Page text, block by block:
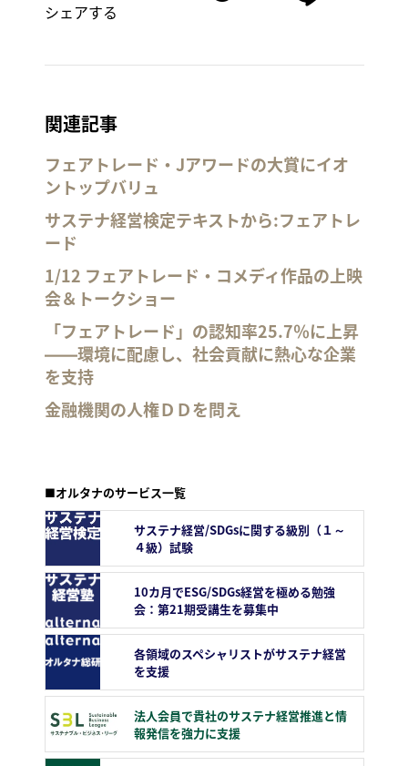
シェアする
関連記事
フェアトレード・Jアワードの大賞にイオ
ントップバリュ
サステナ経営検定テキストから:フェアトレ
ード
1/12 フェアトレード・コメディ作品の上映
会＆トークショー
「フェアトレード」の認知率25.7％に上昇
――環境に配慮し、社会貢献に熱心な企業
を支持
金融機関の人権ＤＤを問え
■オルタナのサービス一覧
サステナ経営/SDGsに関する級別（１～
４級）試験
10カ月でESG/SDGs経営を極める勉強
会：第21期受講生を募集中
各領域のスペシャリストがサステナ経営
を支援
法人会員で貴社のサステナ経営推進と情
報発信を強力に支援